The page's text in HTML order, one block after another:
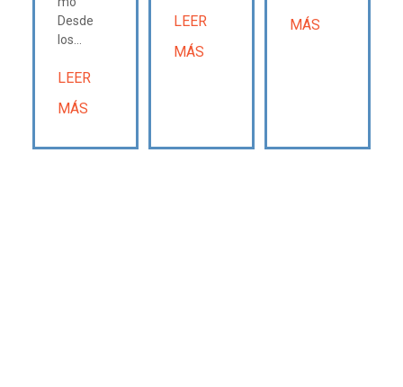
Desde
los...
LEER
MÁS
LEER
MÁS
MÁS